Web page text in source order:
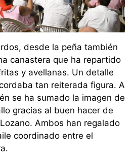
desde la peña también
canastera que ha repartido
y avellanas. Un detalle
tan reiterada figura. A
se ha sumado la imagen de
gracias al buen hacer de
Ambos han regalado
coordinado entre el